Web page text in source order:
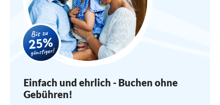
Einfach und ehrlich - Buchen ohne
Gebühren!